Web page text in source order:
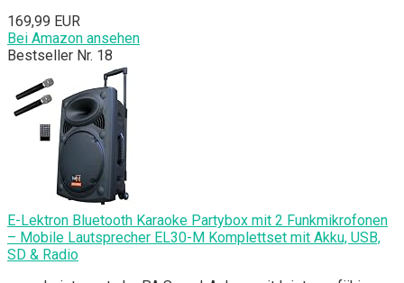
169,99 EUR
Bei Amazon ansehen
Bestseller Nr. 18
E-Lektron Bluetooth Karaoke Partybox mit 2 Funkmikrofonen
– Mobile Lautsprecher EL30-M Komplettset mit Akku, USB,
SD & Radio